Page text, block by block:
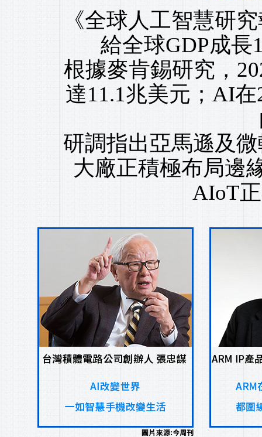
《全球人工智慧研
給全球GDP成長
根據麥肯錫研究，
達11.1兆美元；AI
研調指出亞馬遜及
大廠正積極布局邊
AIoT